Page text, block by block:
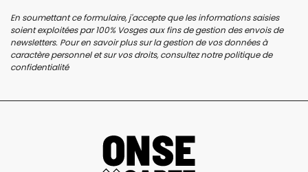
En soumettant ce formulaire, j'accepte que les informations saisies
soient exploitées par 100% Vosges aux fins de gestion des envois de
newsletters. Pour en savoir plus sur la gestion de vos données à
caractère personnel et sur vos droits, consultez notrepolitique de
confidentialité